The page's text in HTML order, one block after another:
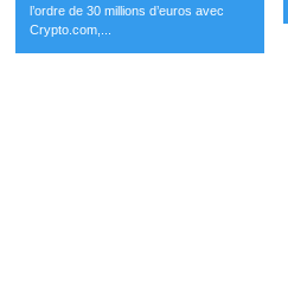
l’ordre de 30 millions d’euros avec
Crypto.com,...